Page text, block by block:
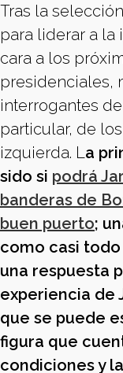
Tras la
para liderar a
cara a los
presidenciales,
interrogantes
particular, de
izquierda. La
sido si podrá
banderas de
buen puerto;
como casi
una respuesta
experiencia de
que se puede
figura que
condiciones y